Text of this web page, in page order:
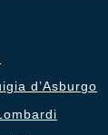
d’Asburgo